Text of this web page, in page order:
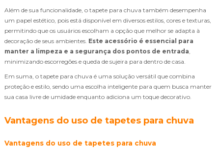
Além de sua funcionalidade, o tapete para chuva também desempenha
um papel estético, pois está disponível em diversos estilos, cores e texturas,
permitindo que os usuários escolham a opção que melhor se adapta à
decoração de seus ambientes. Este acessório é essencial para
manter a limpeza e a segurança dos pontos de entrada,
minimizando escorregões e queda de sujeira para dentro de casa.
Em suma, o tapete para chuva é uma solução versátil que combina
proteção e estilo, sendo uma escolha inteligente para quem busca manter
sua casa livre de umidade enquanto adiciona um toque decorativo.
Vantagens do uso de tapetes para chuva
Vantagens do uso de tapetes para chuva